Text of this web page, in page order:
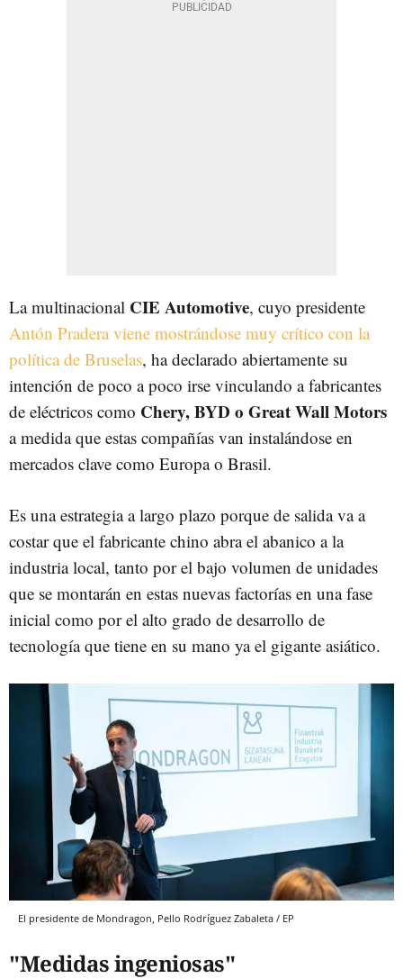
La multinacional CIE Automotive, cuyo presidente
Antón Pradera viene mostrándose muy crítico con la
política de Bruselas, ha declarado abiertamente su
intención de poco a poco irse vinculando a fabricantes
de eléctricos como Chery, BYD o Great Wall Motors
a medida que estas compañías van instalándose en
mercados clave como Europa o Brasil.
Es una estrategia a largo plazo porque de salida va a
costar que el fabricante chino abra el abanico a la
industria local, tanto por el bajo volumen de unidades
que se montarán en estas nuevas factorías en una fase
inicial como por el alto grado de desarrollo de
tecnología que tiene en su mano ya el gigante asiático.
El presidente de Mondragon, Pello Rodríguez Zabaleta / EP
"Medidas ingeniosas"